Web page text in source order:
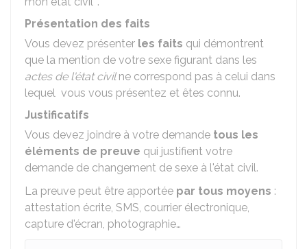
Présentation des faits
Vous devez présenter les faits qui démontrent
que la mention de votre sexe figurant dans les
actes de l'état civilne correspond pas à celui dans
lequel vous vous présentez et êtes connu.
Justificatifs
Vous devez joindre à votre demande tous les
éléments de preuve qui justifient votre
demande de changement de sexe à l'état civil.
La preuve peut être apportée par tous moyens :
attestation écrite, SMS, courrier électronique,
capture d'écran, photographie…